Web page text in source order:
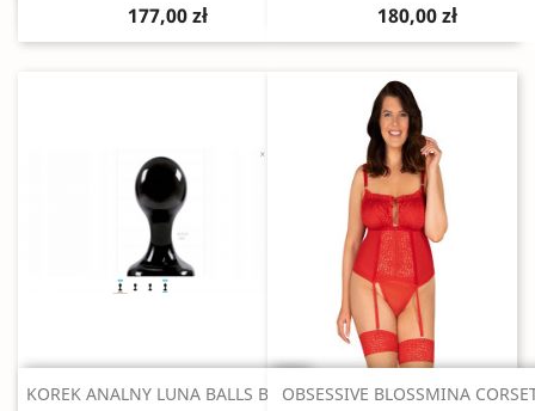
177,00 zł 180,00 zł
Szybki podgląd
KOREK ANALNY LUNA BALLS BLACK Szybki podgląd
OBSESSIVE BLOSSMINA